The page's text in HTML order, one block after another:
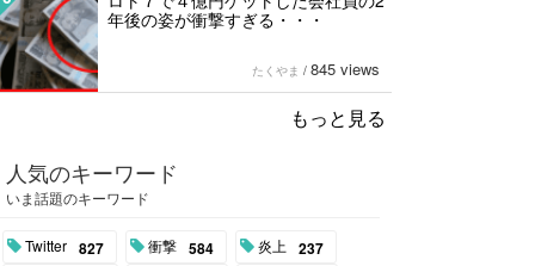
年後の姿が衝撃すぎる・・・
たくやま / 845 views
もっと見る
人気のキーワード
いま話題のキーワード
Twitter 827 衝撃 584 炎上 237